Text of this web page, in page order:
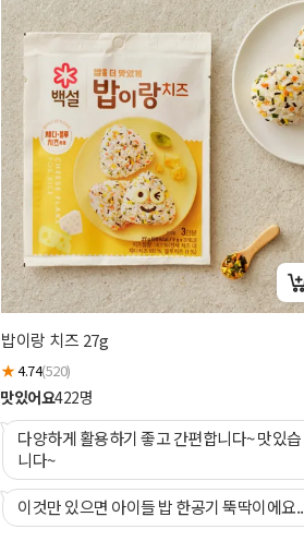
밥이랑 치즈 27g
★4.74(520)
맛있어요422명
다양하게 활용하기 좋고 간편합니다~ 맛있습
니다~
이것만 있으면 아이들 밥 한공기 뚝딱이에요..